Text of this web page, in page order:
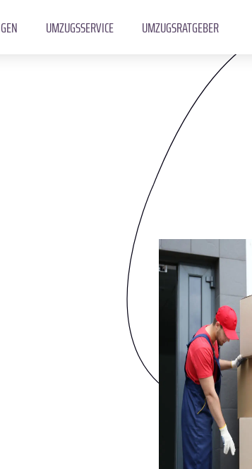
UMZUGSSERVICE UMZUGSRATGEBER